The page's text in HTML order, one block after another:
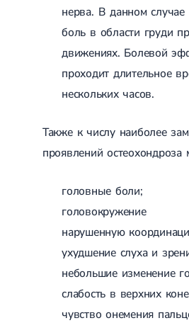
нерва. В данном случае
боль в области груди
движениях. Болевой
проходит длительное
нескольких часов.
Также к числу наиболее
проявлений остеохондроза
головные боли;
головокружение
нарушенную
ухудшение слуха и
небольшие изменение
слабость в верхних
чувство онемения